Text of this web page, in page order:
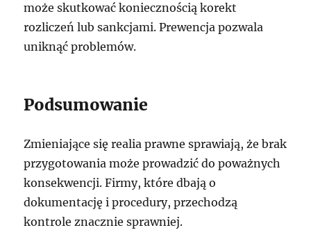
może skutkować koniecznością korekt
rozliczeń lub sankcjami. Prewencja pozwala
uniknąć problemów.
Podsumowanie
Zmieniające się realia prawne sprawiają, że brak
przygotowania może prowadzić do poważnych
konsekwencji. Firmy, które dbają o
dokumentację i procedury, przechodzą
kontrole znacznie sprawniej.